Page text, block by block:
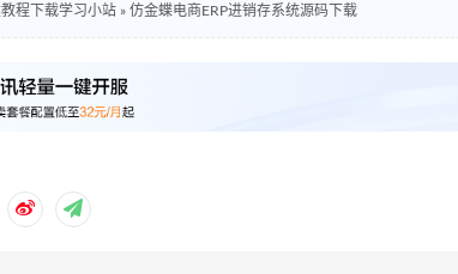
程下载学习小站 » 仿金蝶电商ERP进销存系统源码下载